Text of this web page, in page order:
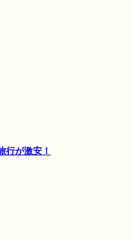
行が激安！